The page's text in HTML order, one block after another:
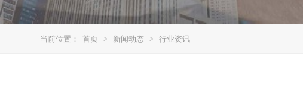
当前位置： 首页 > 新闻动态 > 行业资讯